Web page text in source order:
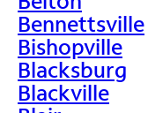
Bennettsville
Bishopville
Blacksburg
Blackville